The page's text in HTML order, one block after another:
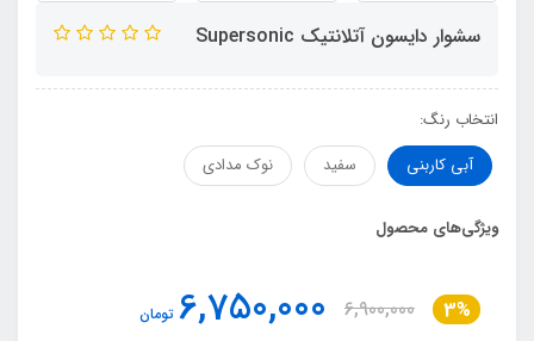
سشوار دایسون آتلانتیک Supersonic
انتخاب رنگ:
آبی کاربنی
سفید نوک مدادی
ویژگی‌های محصول
3%
6,900,000
6,750,000 تومان